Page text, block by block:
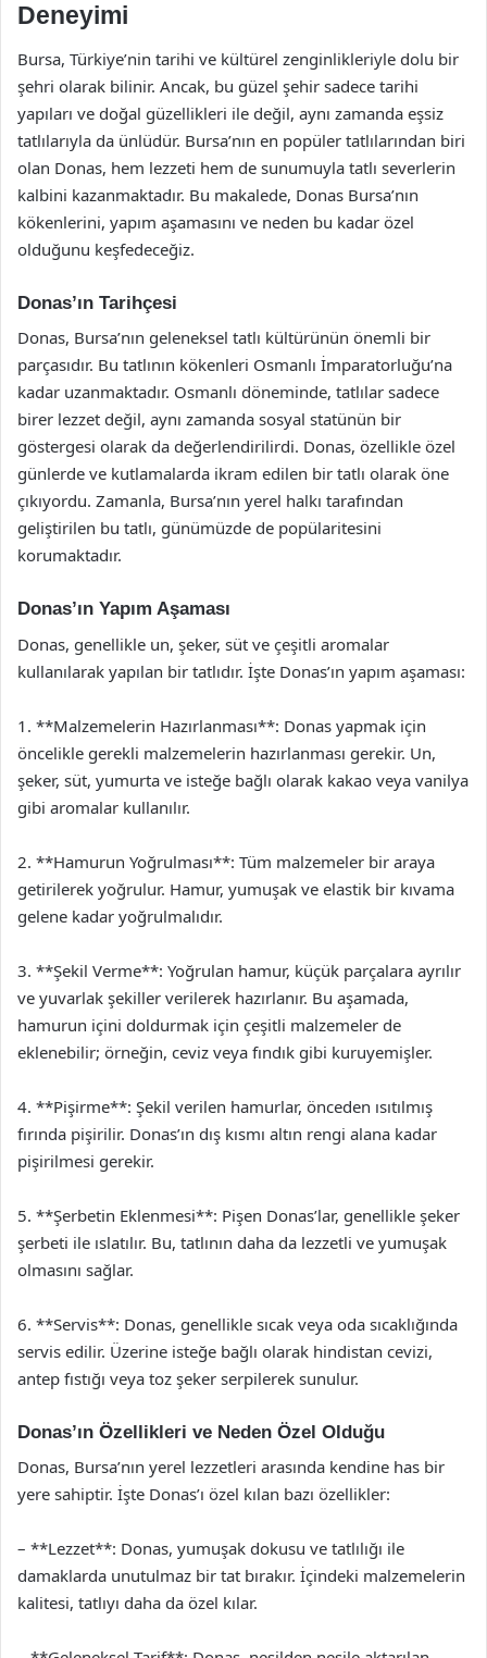
Deneyimi
Bursa, Türkiye’nin tarihi ve kültürel zenginlikleriyle dolu bir
şehri olarak bilinir. Ancak, bu güzel şehir sadece tarihi
yapıları ve doğal güzellikleri ile değil, aynı zamanda eşsiz
tatlılarıyla da ünlüdür. Bursa’nın en popüler tatlılarından biri
olan Donas, hem lezzeti hem de sunumuyla tatlı severlerin
kalbini kazanmaktadır. Bu makalede, Donas Bursa’nın
kökenlerini, yapım aşamasını ve neden bu kadar özel
olduğunu keşfedeceğiz.
Donas’ın Tarihçesi
Donas, Bursa’nın geleneksel tatlı kültürünün önemli bir
parçasıdır. Bu tatlının kökenleri Osmanlı İmparatorluğu’na
kadar uzanmaktadır. Osmanlı döneminde, tatlılar sadece
birer lezzet değil, aynı zamanda sosyal statünün bir
göstergesi olarak da değerlendirilirdi. Donas, özellikle özel
günlerde ve kutlamalarda ikram edilen bir tatlı olarak öne
çıkıyordu. Zamanla, Bursa’nın yerel halkı tarafından
geliştirilen bu tatlı, günümüzde de popülaritesini
korumaktadır.
Donas’ın Yapım Aşaması
Donas, genellikle un, şeker, süt ve çeşitli aromalar
kullanılarak yapılan bir tatlıdır. İşte Donas’ın yapım aşaması:
1. **Malzemelerin Hazırlanması**: Donas yapmak için
öncelikle gerekli malzemelerin hazırlanması gerekir. Un,
şeker, süt, yumurta ve isteğe bağlı olarak kakao veya vanilya
gibi aromalar kullanılır.
2. **Hamurun Yoğrulması**: Tüm malzemeler bir araya
getirilerek yoğrulur. Hamur, yumuşak ve elastik bir kıvama
gelene kadar yoğrulmalıdır.
3. **Şekil Verme**: Yoğrulan hamur, küçük parçalara ayrılır
ve yuvarlak şekiller verilerek hazırlanır. Bu aşamada,
hamurun içini doldurmak için çeşitli malzemeler de
eklenebilir; örneğin, ceviz veya fındık gibi kuruyemişler.
4. **Pişirme**: Şekil verilen hamurlar, önceden ısıtılmış
fırında pişirilir. Donas’ın dış kısmı altın rengi alana kadar
pişirilmesi gerekir.
5. **Şerbetin Eklenmesi**: Pişen Donas’lar, genellikle şeker
şerbeti ile ıslatılır. Bu, tatlının daha da lezzetli ve yumuşak
olmasını sağlar.
6. **Servis**: Donas, genellikle sıcak veya oda sıcaklığında
servis edilir. Üzerine isteğe bağlı olarak hindistan cevizi,
antep fıstığı veya toz şeker serpilerek sunulur.
Donas’ın Özellikleri ve Neden Özel Olduğu
Donas, Bursa’nın yerel lezzetleri arasında kendine has bir
yere sahiptir. İşte Donas’ı özel kılan bazı özellikler:
– **Lezzet**: Donas, yumuşak dokusu ve tatlılığı ile
damaklarda unutulmaz bir tat bırakır. İçindeki malzemelerin
kalitesi, tatlıyı daha da özel kılar.